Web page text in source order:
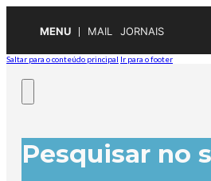
MENU MAIL JORNAIS
Saltar para o conteúdo principal Ir para o footer
Pesquisar no